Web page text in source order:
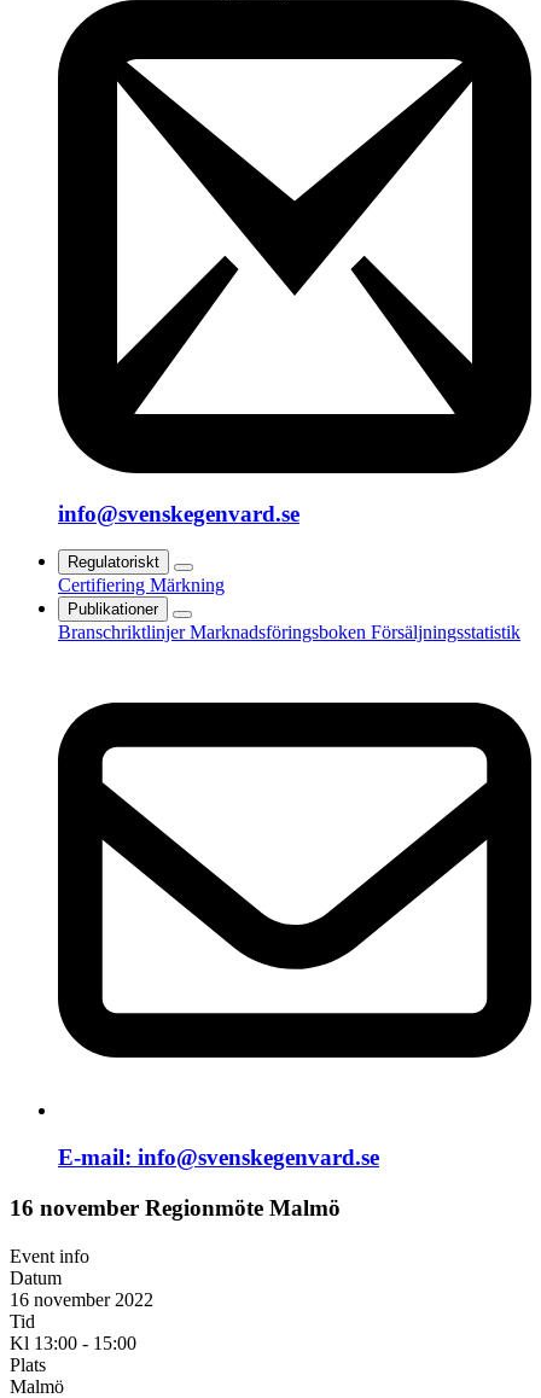
info@svenskegenvard.se
Regulatoriskt
Certifiering Märkning
Publikationer
BranschriktlinjerMarknadsföringsboken Försäljningsstatistik
E-mail: info@svenskegenvard.se
16 november Regionmöte Malmö
Event info
Datum
16 november 2022
Tid
Kl 13:00 - 15:00
Plats
Malmö